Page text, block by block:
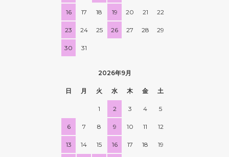
16 17 18 19 20 21 22
23 24 25 26 27 28 29
30 31
2026年9月
日 月 火 水 木 金 土
1 2 3 4 5
6 7 8 9 10 11 12
13 14 15 16 17 18 19